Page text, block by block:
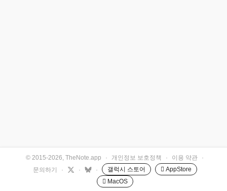
© 2015-2026, TheNote.app · 개인정보 보호정책 · 이용 약관
·
문의하기
· · · 갤럭시 스토어
 AppStore
 MacOS